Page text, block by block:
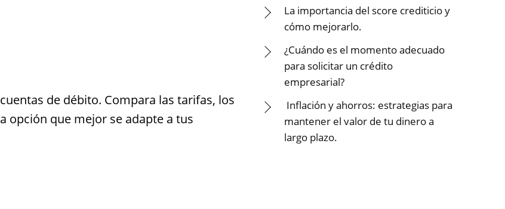
de débito. Compara las tarifas, los
opción que mejor se adapte a tus
La importancia del score crediticio y
cómo mejorarlo.
¿Cuándo es el momento adecuado
para solicitar un crédito
empresarial?
Inflación y ahorros: estrategias para
mantener el valor de tu dinero a
largo plazo.